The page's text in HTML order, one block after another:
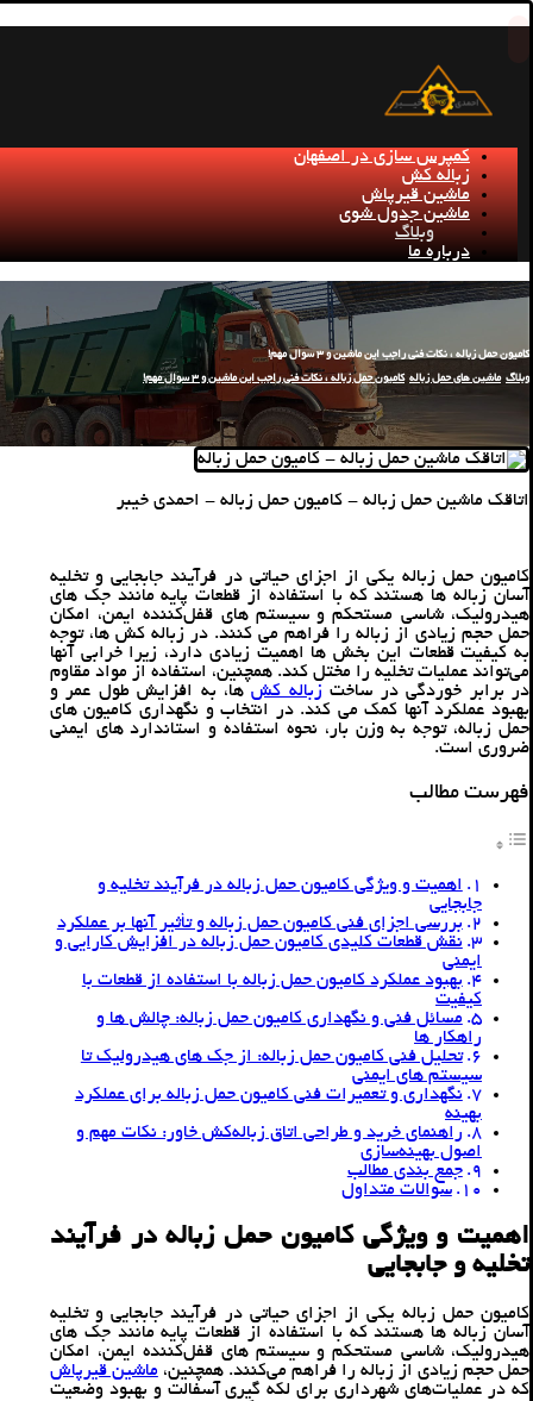
کمپرس سازی در اصفهان
زباله کش
ماشین قیرپاش
ماشین جدول شوی
وبلاگ
درباره ما
کامیون حمل زباله ، نکات فنی راجب این ماشین و 3 سوال مهم!
وبلاگ ماشین های حمل زباله کامیون حمل زباله ، نکات فنی راجب این ماشین و 3 سوال مهم!
اتاقک ماشین حمل زباله - کامیون‌ حمل زباله - احمدی خیبر
کامیون‌ حمل زباله یکی از اجزای حیاتی در فرآیند جابجایی و تخلیه
آسان زباله ها هستند که با استفاده از قطعات پایه مانند جک‌ های
هیدرولیک، شاسی مستحکم و سیستم ‌های قفل‌کننده ایمن، امکان
حمل حجم زیادی از زباله را فراهم می ‌کنند. در زباله ‌کش‌ ها، توجه
به کیفیت قطعات این بخش‌ ها اهمیت زیادی دارد، زیرا خرابی آنها
می‌تواند عملیات تخلیه را مختل کند. همچنین، استفاده از مواد مقاوم
در برابر خوردگی در ساخت زباله ‌کش‌ها، به افزایش طول عمر و
بهبود عملکرد آنها کمک می ‌کند. در انتخاب و نگهداری کامیون‌ های
حمل زباله، توجه به وزن بار، نحوه استفاده و استاندارد های ایمنی
ضروری است.
فهرست مطالب
اهمیت و ویژگی کامیون حمل زباله در فرآیند تخلیه و
جابجایی
بررسی اجزای فنی کامیون حمل زباله و تأثیر آنها بر عملکرد
نقش قطعات کلیدی کامیون‌ حمل زباله در افزایش کارایی و
ایمنی
بهبود عملکرد کامیون حمل زباله با استفاده از قطعات با
کیفیت
مسائل فنی و نگهداری کامیون حمل زباله: چالش‌ ها و
راهکار ها
تحلیل فنی کامیون حمل زباله: از جک ‌های هیدرولیک تا
سیستم‌ های ایمنی
نگهداری و تعمیرات فنی کامیون‌ حمل زباله برای عملکرد
بهینه
راهنمای خرید و طراحی اتاق زباله‌کش خاور: نکات مهم و
اصول بهینه‌سازی
جمع بندی مطالب
سوالات متداول
اهمیت و ویژگی کامیون حمل زباله در فرآیند
تخلیه و جابجایی
کامیون حمل زباله یکی از اجزای حیاتی در فرآیند جابجایی و تخلیه
آسان زباله ‌ها هستند که با استفاده از قطعات پایه مانند جک‌ های
هیدرولیک، شاسی مستحکم و سیستم ‌های قفل‌کننده ایمن، امکان
حمل حجم زیادی از زباله را فراهم می‌کنند. همچنین، ماشین‌ قیرپاش
که در عملیات‌های شهرداری برای لکه ‌گیری آسفالت و بهبود وضعیت